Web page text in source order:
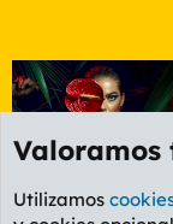
Utilizamos